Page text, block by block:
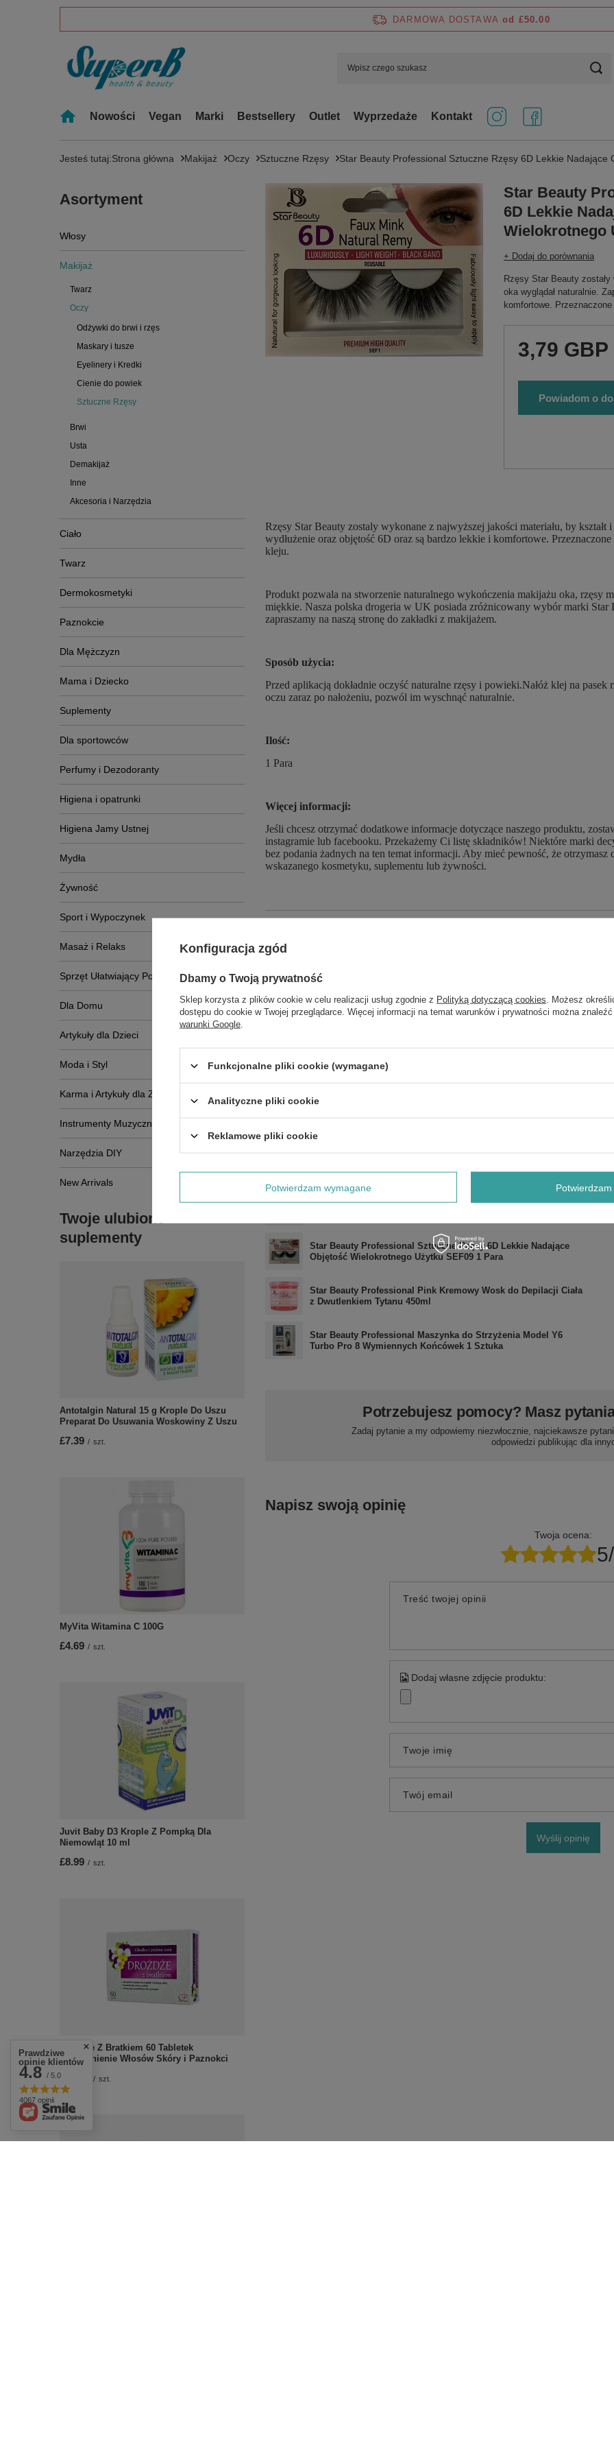
DARMOWA DOSTAWA od £50.00
Nowości Vegan Marki Bestsellery Outlet Wyprzedaże Kontakt
Jesteś tutaj:Strona główna Makijaż Oczy Sztuczne Rzęsy Star Beauty Professional Sztuczne Rzęsy 6D Lekkie
Asortyment
Włosy
Makijaż
Twarz
Oczy
Odżywki do brwi i rzęs
Maskary i tusze
Eyelinery i Kredki
Cienie do powiek
Sztuczne Rzęsy
Brwi
Usta
Demakijaż
Inne
Akcesoria i Narzędzia
Ciało
Twarz
Dermokosmetyki
Paznokcie
Dla Mężczyzn
Mama i Dziecko
Suplementy
Dla sportowców
Perfumy i Dezodoranty
Higiena i opatrunki
Higiena Jamy Ustnej
Mydła
Żywność
Sport i Wypoczynek
Masaż i Relaks
Sprzęt Ułatwiający Poruszanie Się
Dla Domu
Artykuły dla Dzieci
Moda i Styl
Karma i Artykuły dla Zwierząt
Instrumenty Muzyczne
Narzędzia DIY
New Arrivals
Twoje ulubione
suplementy
Antotalgin Natural 15 g Krople Do Uszu
Preparat Do Usuwania Woskowiny Z Uszu
£7.39 / szt.
MyVita Witamina C 100G
£4.69 / szt.
Juvit Baby D3 Krople Z Pompką Dla
Niemowląt 10 ml
£8.99 / szt.
Drożdże Z Bratkiem 60 Tabletek
Wzmocnienie Włosów Skóry i Paznokci
£12.19 / szt.
Star Beauty
6D Lekkie
Wielokrotnego
+ Dodaj do porównania
Rzęsy Star Beauty
oka wyglądał naturalnie.
komfortowe.
3,79 GBP
Powiadom o
Rzęsy Star Beauty zostaly wykonane z najwyższej jakości materiału, by
wydłużenie oraz objętość 6D oraz są bardzo lekkie i komfortowe.
kleju.
Produkt pozwala na stworzenie naturalnego wykończenia makijażu oka, rzęsy
miękkie. Nasza polska drogeria w UK posiada zróżnicowany wybór marki Star
zapraszamy na naszą stronę do zakładki z makijażem.
Sposób użycia:
Przed aplikacją dokładnie oczyść naturalne rzęsy i powieki.Nałóż klej na
oczu zaraz po nałożeniu, pozwól im wyschnąć naturalnie.
Ilość:
1 Para
Więcej informacji:
Jeśli chcesz otrzymać dodatkowe informacje dotyczące naszego produktu,
instagramie lub facebooku. Przekażemy Ci listę składników! Niektóre marki
bez podania żadnych na ten temat informacji. Aby mieć pewność, że
wskazanego kosmetyku, suplementu lub żywności.
Zobacz również
Star Beauty Professional Sztuczne Rzęsy 6D Lekkie Nadające
Star Beauty Professional Sztuczne Rzęsy 6D Lekkie Nadające
Star Beauty Professional Sztuczne Rzęsy 6D Lekkie Nadające
Objętość Wielokrotnego Użytku SEF09 1 Para
Star Beauty Professional Pink Kremowy Wosk do Depilacji Ciała
z Dwutlenkiem Tytanu 450ml
Star Beauty Professional Maszynka do Strzyżenia Model Y6
Turbo Pro 8 Wymiennych Końcówek 1 Sztuka
Potrzebujesz pomocy? Masz
Zadaj pytanie a my odpowiemy niezwłocznie, najciekawsze
odpowiedzi publikując dla
Napisz swoją opinię
Twoja ocena:
Treść twojej opinii
Dodaj własne zdjęcie produktu:
Twoje imię
Twój email
Wyślij opinię
Prawdziwe
opinie klientów
4.8 / 5.0
4067 opinii
Konfiguracja zgód
Dbamy o Twoją prywatność
Sklep korzysta z plików cookie w celu realizacji usług zgodnie z Polityką dotyczącą cookies . Możesz
dostępu do cookie w Twojej przeglądarce. Więcej informacji na temat warunków i prywatności można
warunki Google
Funkcjonalne pliki cookie (wymagane)
Analityczne pliki cookie
Reklamowe pliki cookie
Potwierdzam wymagane